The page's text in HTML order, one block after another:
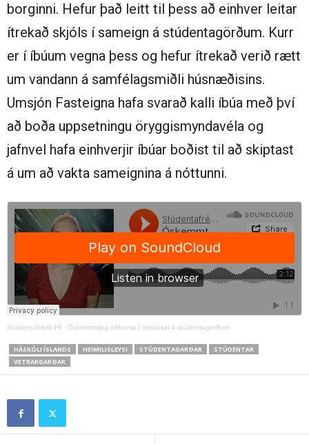
borginni. Hefur það leitt til þess að einhver leitar
ítrekað skjóls í sameign á stúdentagörðum. Kurr
er í íbúum vegna þess og hefur ítrekað verið rætt
um vandann á samfélagsmiðli húsnæðisins.
Umsjón Fasteigna hafa svarað kalli íbúa með því
að boða uppsetningu öryggismyndavéla og
jafnvel hafa einhverjir íbúar boðist til að skiptast
á um að vakta sameignina á nóttunni.
Stúdentafréttir HÍ · Óskemmtileg aðkoma í veislusal á stúdentagörðum
HÁSKÓLI ÍSLANDS HEIMILISLEYSI STÚDENTAGARÐAR
STÚDENTAR
VETRARGARÐAR